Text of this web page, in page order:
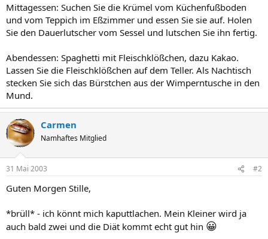
Mittagessen: Suchen Sie die Krümel vom Küchenfußboden
und vom Teppich im Eßzimmer und essen Sie sie auf. Holen
Sie den Dauerlutscher vom Sessel und lutschen Sie ihn fertig.
Abendessen: Spaghetti mit Fleischklößchen, dazu Kakao.
Lassen Sie die Fleischklößchen auf dem Teller. Als Nachtisch
stecken Sie sich das Bürstchen aus der Wimperntusche in den
Mund.
Carmen
Namhaftes Mitglied
31 Mai 2003 #2
Guten Morgen Stille,
*brüll* - ich könnt mich kaputtlachen. Mein Kleiner wird ja
auch bald zwei und die Diät kommt echt gut hin 😀